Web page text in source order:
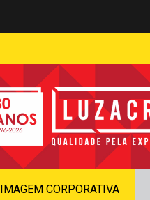
IMAGEM CORPORATIVA